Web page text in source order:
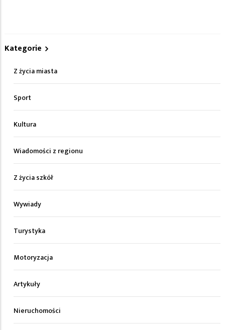
Kategorie
Z życia miasta
Sport
Kultura
Wiadomości z regionu
Z życia szkół
Wywiady
Turystyka
Motoryzacja
Artykuły
Nieruchomości